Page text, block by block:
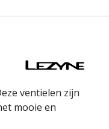
ventielen zijn
mooie en